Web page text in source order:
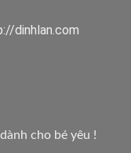
dinhlan.com
cho bé yêu !